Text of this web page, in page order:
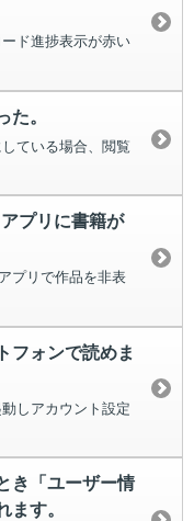
ド進捗表示が赤い
た。
ている場合、閲覧
プリに書籍が
プリで作品を非表
フォンで読めま
しアカウント設定
き「ユーザー情
ます。